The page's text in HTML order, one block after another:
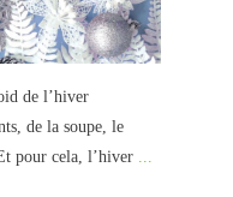
de l’hiver
de la soupe, le
pour cela, l’hiver ...